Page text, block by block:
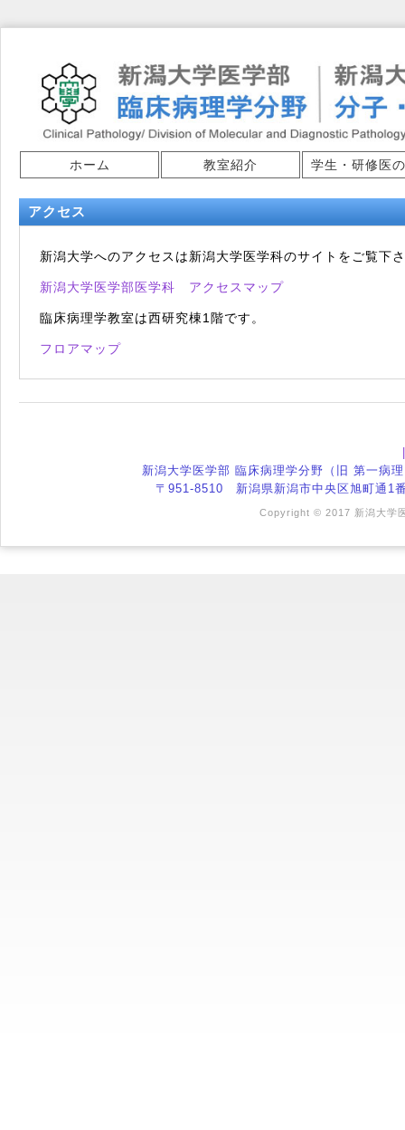
ホーム 教室紹介 学生・研修医
アクセス
新潟大学へのアクセスは新潟大学医学科のサイトをご覧下
新潟大学医学部医学科 アクセスマップ
臨床病理学教室は西研究棟1階です。
フロアマップ
新潟大学医学部 臨床病理学分野（旧 第一病
〒951-8510 新潟県新潟市中央区旭町
Copyright © 2017 新潟大学